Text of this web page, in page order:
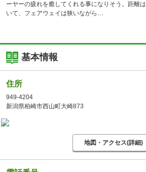
ーヤーの疲れを癒してくれる事になりそう。距離
いて、フェアウェイは狭いながら
基本情報
住所
949-4204
新潟県柏崎市西山町大崎873
地図・アクセス(詳細)